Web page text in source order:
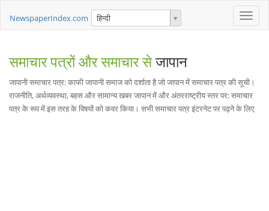
Toggle
NewspaperIndex.com हिन्दी
समाचार पत्रों और समाचार सेजापान
जापानी समाचार पत्र: काफी जापानी समाज को दर्शाता है जो जापान में समाचार पत्र की सूची।
राजनीति, अर्थव्यवस्था, बहस और सामान्य खबर जापान में और अंतरराष्ट्रीय स्तर पर: समाचार
पत्र के रूप में इस तरह के विषयों को कवर किया। सभी समाचार पत्र इंटरनेट पर पढ़ने के लिए